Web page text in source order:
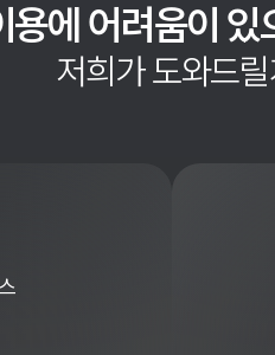
용에 어려움이 있
저희가 도와드